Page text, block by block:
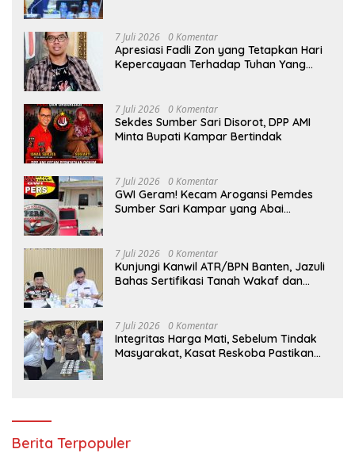
7 Juli 2026 0 Komentar
Apresiasi Fadli Zon yang Tetapkan Hari
Kepercayaan Terhadap Tuhan Yang
7 Juli 2026 0 Komentar
Sekdes Sumber Sari Disorot, DPP AMI
Minta Bupati Kampar Bertindak
7 Juli 2026 0 Komentar
GWI Geram! Kecam Arogansi Pemdes
Sumber Sari Kampar yang Abai
7 Juli 2026 0 Komentar
Kunjungi Kanwil ATR/BPN Banten, Jazuli
Bahas Sertifikasi Tanah Wakaf dan
7 Juli 2026 0 Komentar
Integritas Harga Mati, Sebelum Tindak
Masyarakat, Kasat Reskoba Pastikan
Berita Terpopuler